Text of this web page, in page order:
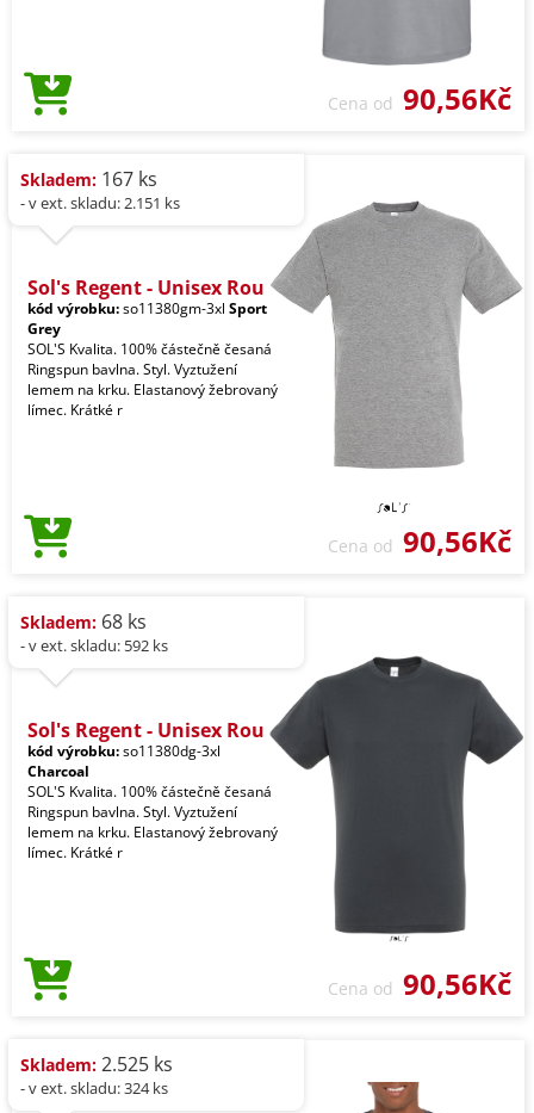
Cena od 90,56Kč
Skladem: 167 ks
- v ext. skladu: 2.151 ks
Sol's Regent - Unisex Rou
kód výrobku:so11380gm-3xl Sport
Grey
SOL'S Kvalita. 100% částečně česaná
Ringspun bavlna. Styl. Vyztužení
lemem na krku. Elastanový žebrovaný
límec. Krátké r
Cena od 90,56Kč
Skladem: 68 ks
- v ext. skladu: 592 ks
Sol's Regent - Unisex Rou
kód výrobku:so11380dg-3xl
Charcoal
SOL'S Kvalita. 100% částečně česaná
Ringspun bavlna. Styl. Vyztužení
lemem na krku. Elastanový žebrovaný
límec. Krátké r
Cena od 90,56Kč
Skladem: 2.525 ks
- v ext. skladu: 324 ks